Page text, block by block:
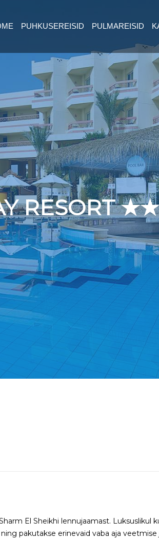
PUHKUSEREISID PULMAREISID
RESORT
El Sheikhi lennujaamast. Luksuslikul
pakutakse erinevaid vaba aja veetmise